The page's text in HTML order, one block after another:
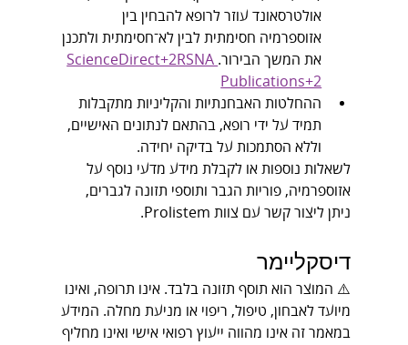
אולטרסאונד עוזר לרופא להבחין בין
אזוספרמיה חסימתית לבין לא־חסימתית ולתכנן
את המשך הבירור. ScienceDirect+2RSNA
Publications+2
ההחלטות האבחנתיות והקליניות מתקבלות
תמיד על ידי רופא, בהתאם לנתונים האישיים,
וללא הסתמכות על בדיקה יחידה.
לשאלות נוספות או לקבלת מידע מדעי נוסף על
אזוספרמיה, פוריות הגבר ותוספי תזונה לגברים,
ניתן ליצור קשר עם צוות Prolistem.
דיסקליימר
⚠️ המוצר הוא תוסף תזונה בלבד. אינו תרופה, ואינו
מיועד לאבחון, טיפול, ריפוי או מניעת מחלה. המידע
במאמר זה אינו מהווה ייעוץ רפואי אישי ואינו מחליף